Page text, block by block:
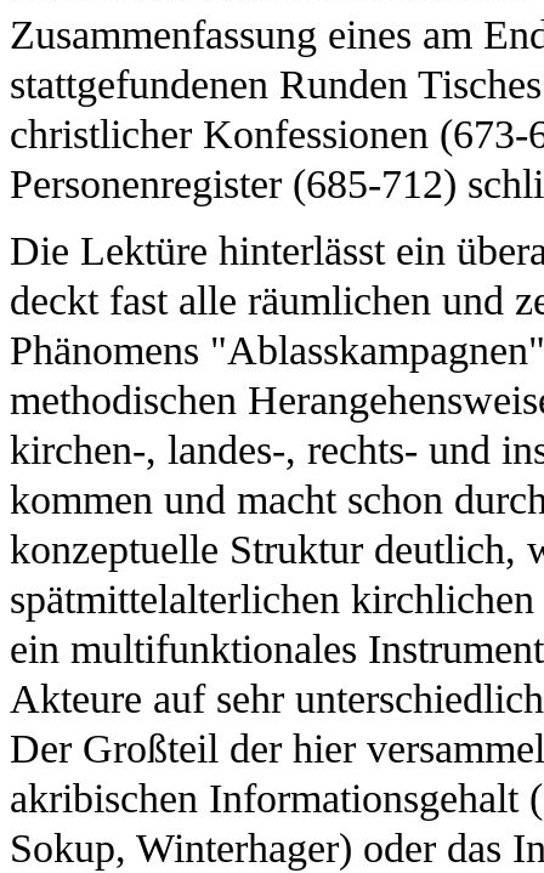
Zusammenfassung eines am
stattgefundenen Runden
christlicher Konfessionen
Personenregister (685-712)
Die Lektüre hinterlässt ein
deckt fast alle räumlichen und
Phänomens
methodischen
kirchen-, landes-, rechts- und
kommen und macht schon
konzeptuelle Struktur deutlich,
spätmittelalterlichen
ein multifunktionales
Akteure auf sehr
Der Großteil der hier
akribischen Informationsgehalt
Sokup, Winterhager) oder das